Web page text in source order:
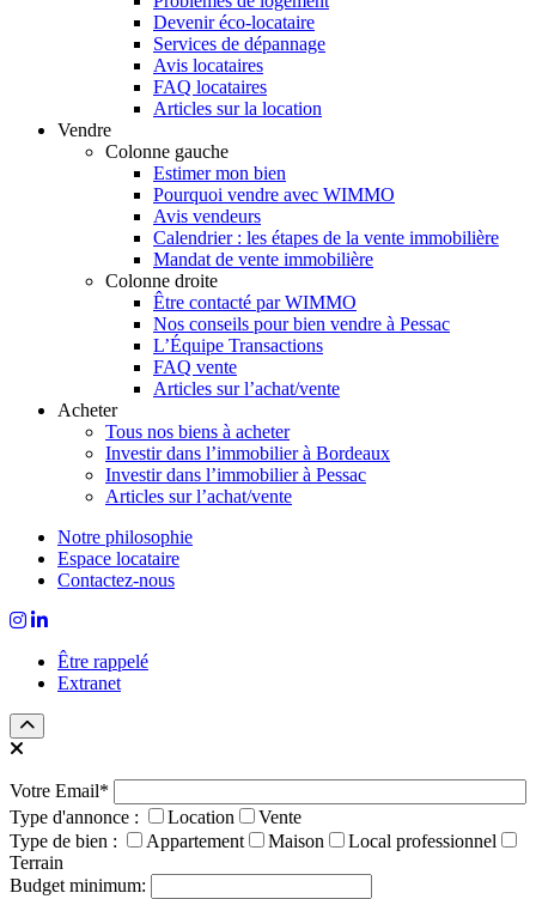
Devenir éco-locataire
Services de dépannage
Avis locataires
FAQ locataires
Articles sur la location
Vendre
Colonne gauche
Estimer mon bien
Pourquoi vendre avec WIMMO
Avis vendeurs
Calendrier : les étapes de la vente immobilière
Mandat de vente immobilière
Colonne droite
Être contacté par WIMMO
Nos conseils pour bien vendre à Pessac
L’Équipe Transactions
FAQ vente
Articles sur l’achat/vente
Acheter
Tous nos biens à acheter
Investir dans l’immobilier à Bordeaux
Investir dans l’immobilier à Pessac
Articles sur l’achat/vente
Notre philosophie
Espace locataire
Contactez-nous
Être rappelé
Extranet
Votre Email*
Type d'annonce :
Location
Vente
Type de bien :
Appartement Maison
Local professionnel
Terrain
Budget minimum: